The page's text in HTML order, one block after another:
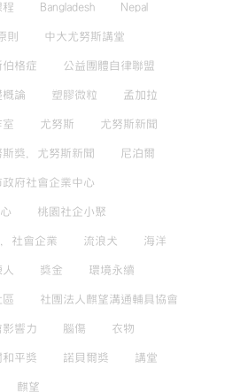
程 Bangladesh Nepal
則 中大尤努斯講堂
伯格症 公益團體自律聯盟
概論 塑膠微粒 孟加拉
室 尤努斯 尤努斯新聞
斯獎，尤努斯新聞 尼泊爾
政府社會企業中心
桃園社企小聚
社會企業 流浪犬 海洋
獎金 環境永續
區 社團法人麒望溝通輔具協會
影響力 腦傷 衣物
和平獎 諾貝爾獎 講堂
麒望